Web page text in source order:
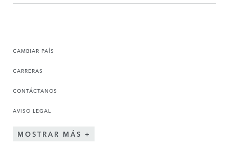
CAMBIAR PAÍS
CARRERAS
CONTÁCTANOS
AVISO LEGAL
MOSTRAR MÁS